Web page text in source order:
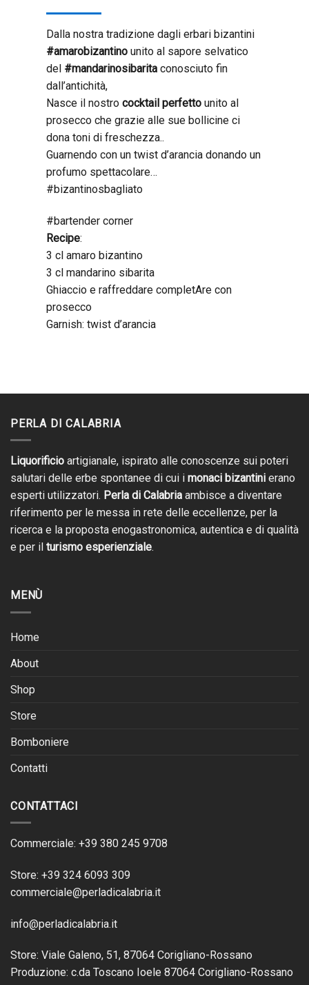
Dalla nostra tradizione dagli erbari bizantini
#amarobizantino unito al sapore selvatico
del #mandarinosibarita conosciuto fin
dall’antichità,
Nasce il nostro cocktail perfetto unito al
prosecco che grazie alle sue bollicine ci
dona toni di freschezza..
Guarnendo con un twist d’arancia donando un
profumo spettacolare…
#bizantinosbagliato
#bartender corner
Recipe:
3 cl amaro bizantino
3 cl mandarino sibarita
Ghiaccio e raffreddare completAre con
prosecco
Garnish: twist d’arancia
PERLA DI CALABRIA
Liquorificio artigianale, ispirato alle conoscenze sui poteri
salutari delle erbe spontanee di cui i monaci bizantini erano
esperti utilizzatori. Perla di Calabria ambisce a diventare
riferimento per le messa in rete delle eccellenze, per la
ricerca e la proposta enogastronomica, autentica e di qualità
e per il turismo esperienziale.
MENÙ
Home
About
Shop
Store
Bomboniere
Contatti
CONTATTACI
Commerciale: +39 380 245 9708
Store: +39 324 6093 309
commerciale@perladicalabria.it
info@perladicalabria.it
Store: Viale Galeno, 51, 87064 Corigliano-Rossano
Produzione: c.da Toscano Ioele 87064 Corigliano-Rossano